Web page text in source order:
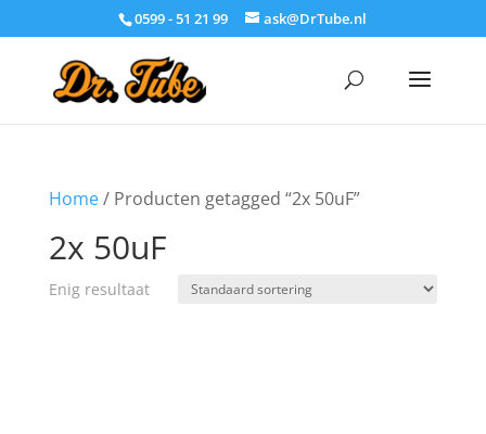
0599 - 51 21 99 ask@DrTube.nl
Home/ Producten getagged “2x 50uF”
2x 50uF
Enig resultaat